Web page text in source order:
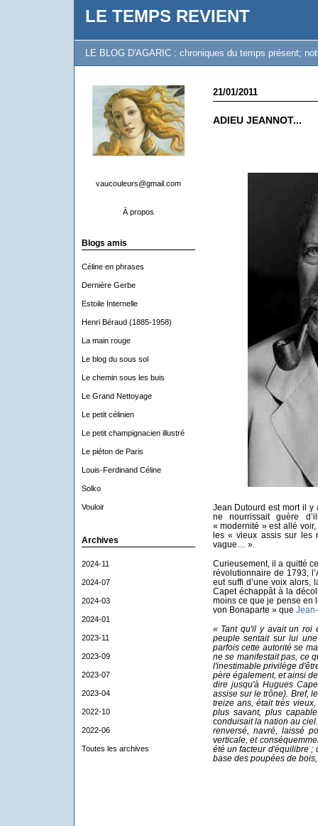
LE TEMPS REVIENT
LE BLOG D'AGARIC : chroniques du temps présent;
vaucouleurs@gmail.com
À propos
Blogs amis
Céline en phrases
Dernière Gerbe
Estoile Internelle
Henri Béraud (1885-1958)
La main rouge
Le blog du sous sol
Le chemin sous les buis
Le Grand Nettoyage
Le petit célinien
Le petit champignacien illustré
Le piéton de Paris
Louis-Ferdinand Céline
Solko
Vouloir
Archives
2024-11
2024-07
2024-03
2024-01
2023-11
2023-09
2023-07
2023-04
2022-10
2022-06
Toutes les archives
21/01/2011
ADIEU JEANNOT...
Jean Dutourd est mort il
ne nourrissait guère
« modernité » est allé
les « vieux assis sur les
vague… ».
Curieusement, il a quitté
révolutionnaire de 1793,
eut suffi d’une voix alors,
Capet échappât à la
moins ce que je pense en
von Bonaparte » que
« Tant qu'il y avait un roi
peuple sentait sur lui
parfois cette autorité se
ne se manifestait pas, ce
l'inestimable privilège
père également, et ainsi
dire jusqu'à Hugues
assise sur le trône). Bref,
treize ans, était très
plus savant, plus
conduisait la nation au
renversé, navré, laissé
verticale, et
été un facteur d'équilibre ;
base des poupées de